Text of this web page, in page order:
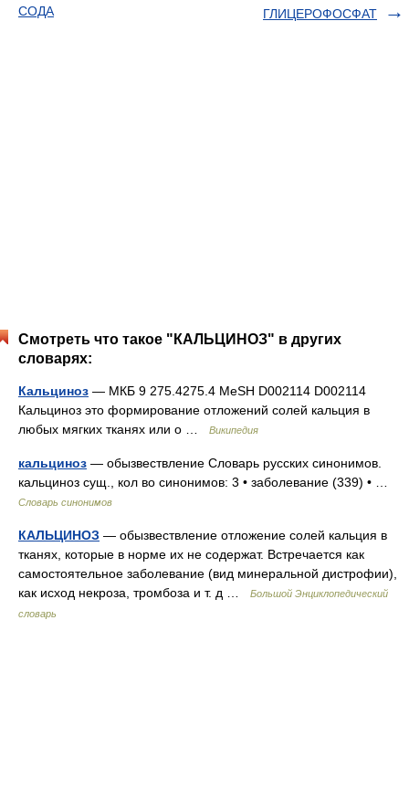
СОДА
ГЛИЦЕРОФОСФАТ
Смотреть что такое "КАЛЬЦИНОЗ" в других
словарях:
Кальциноз — МКБ 9 275.4275.4 MeSH D002114 D002114
Кальциноз это формирование отложений солей кальция в
любых мягких тканях или о …
Википедия
кальциноз — обызвествление Словарь русских синонимов.
кальциноз сущ., кол во синонимов: 3 • заболевание (339) • …
Словарь синонимов
КАЛЬЦИНОЗ — обызвествление отложение солей кальция в
тканях, которые в норме их не содержат. Встречается как
самостоятельное заболевание (вид минеральной дистрофии),
как исход некроза, тромбоза и т. д …
Большой Энциклопедический
словарь